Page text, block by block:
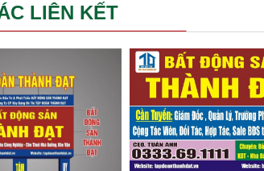
LIÊN KẾT